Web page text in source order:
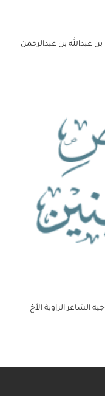
عبدالله بن عبدالرحمن
الوجيه الشاعر الراوية الأخ